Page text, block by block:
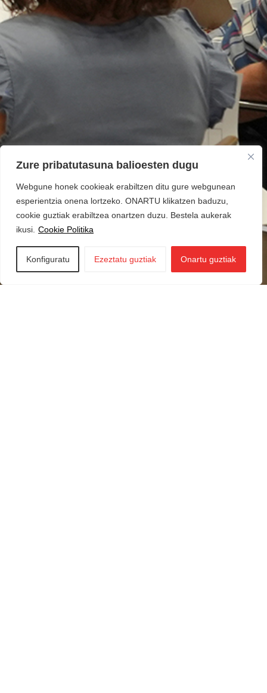
Zure pribatutasuna balioesten dugu
Webgune honek cookieak erabiltzen ditu gure webgunean
esperientzia onena lortzeko. ONARTU klikatzen baduzu,
cookie guztiak erabiltzea onartzen duzu. Bestela aukerak
ikusi. Cookie Politika
Konfiguratu Ezeztatu guztiak Onartu guztiak